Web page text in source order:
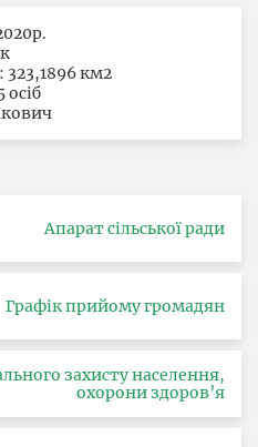
323,1896 км2
Апарат сільської ради
Графік прийому громадян
захисту населення,
охорони здоров’я